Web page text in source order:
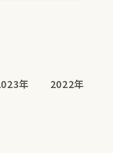
年
2022年